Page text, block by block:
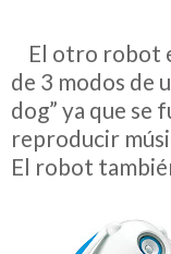
El otro robot
de 3 modos de
dog” ya que se
reproducir
El robot